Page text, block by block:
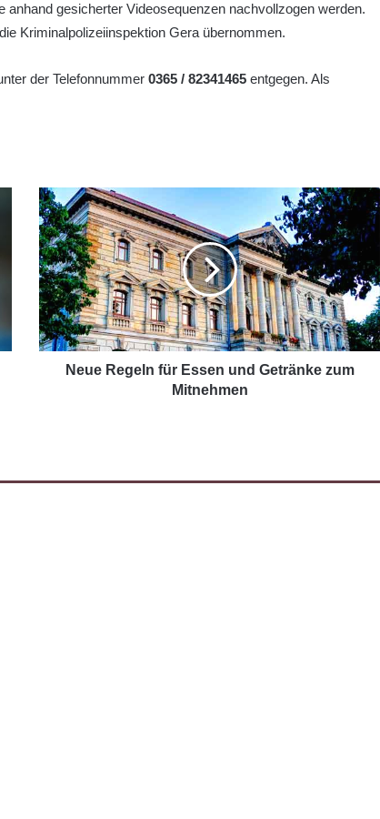
anhand gesicherter Videosequenzen nachvollzogen werden.
Kriminalpolizeiinspektion Gera übernommen.
der Telefonnummer 0365 / 82341465 entgegen. Als
Neue Regeln für Essen und Getränke zum
Mitnehmen